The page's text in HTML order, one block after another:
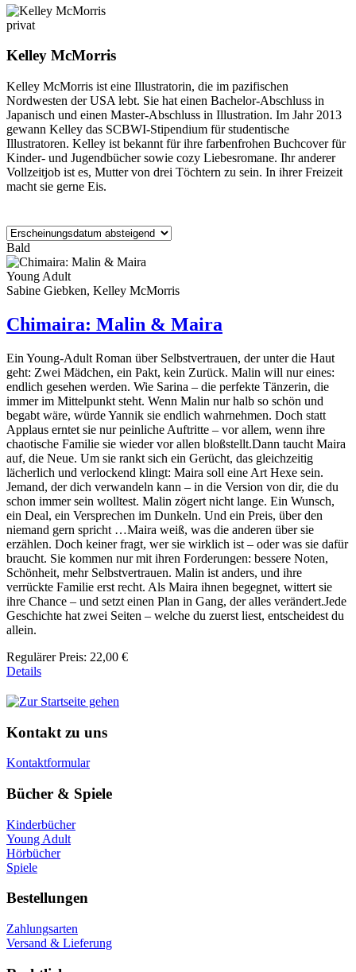
privat
Kelley McMorris
Kelley McMorris ist eine Illustratorin, die im pazifischen
Nordwesten der USA lebt. Sie hat einen Bachelor-Abschluss in
Japanisch und einen Master-Abschluss in Illustration. Im Jahr 2013
gewann Kelley das SCBWI-Stipendium für studentische
Illustratoren. Kelley ist bekannt für ihre farbenfrohen Buchcover für
Kinder- und Jugendbücher sowie cozy Liebesromane. Ihr anderer
Vollzeitjob ist es, Mutter von drei Töchtern zu sein. In ihrer Freizeit
macht sie gerne Eis.
Bald
Young Adult
Sabine Giebken, Kelley McMorris
Chimaira: Malin & Maira
Ein Young-Adult Roman über Selbstvertrauen, der unter die Haut
geht: Zwei Mädchen, ein Pakt, kein Zurück. Malin will nur eines:
endlich gesehen werden. Wie Sarina – die perfekte Tänzerin, die
immer im Mittelpunkt steht. Wenn Malin nur halb so schön und
begabt wäre, würde Yannik sie endlich wahrnehmen. Doch statt
Applaus erntet sie nur peinliche Auftritte – vor allem, wenn ihre
chaotische Familie sie wieder vor allen bloßstellt.Dann taucht Maira
auf, die Neue. Um sie rankt sich ein Gerücht, das gleichzeitig
lächerlich und verlockend klingt: Maira soll eine Art Hexe sein.
Jemand, der dich verwandeln kann – in die Version von dir, die du
schon immer sein wolltest. Malin zögert nicht lange. Ein Wunsch,
ein Deal, ein Versprechen im Dunkeln. Und ein Preis, über den
niemand gern spricht …Maira weiß, was die anderen über sie
erzählen. Doch keiner fragt, wer sie wirklich ist – oder was sie dafür
braucht. Sie kommen nur mit ihren Forderungen: bessere Noten,
Schönheit, mehr Selbstvertrauen. Malin ist anders, und ihre
verrückte Familie erst recht. Als Maira ihnen begegnet, wittert sie
ihre Chance – und setzt einen Plan in Gang, der alles verändert.Jede
Geschichte hat zwei Seiten – welche du zuerst liest, entscheidest du
allein.
Regulärer Preis: 22,00 €
Details
Kontakt zu uns
Kontaktformular
Bücher & Spiele
Kinderbücher
Young Adult
Hörbücher
Spiele
Bestellungen
Zahlungsarten
Versand & Lieferung